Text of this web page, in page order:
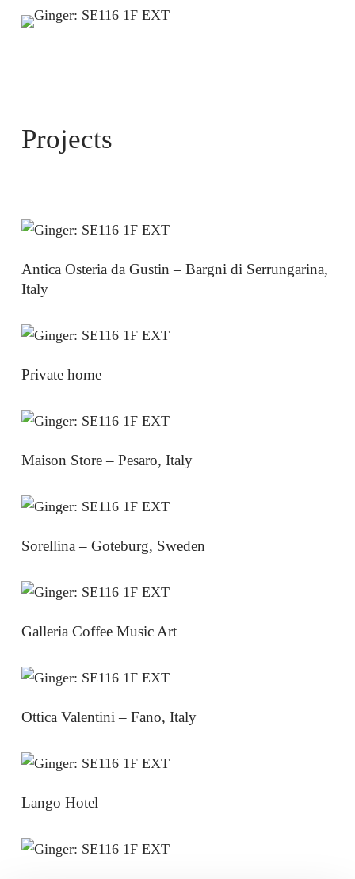
Projects
Antica Osteria da Gustin – Bargni di Serrungarina,
Italy
Private home
Maison Store – Pesaro, Italy
Sorellina – Goteburg, Sweden
Galleria Coffee Music Art
Ottica Valentini – Fano, Italy
Lango Hotel